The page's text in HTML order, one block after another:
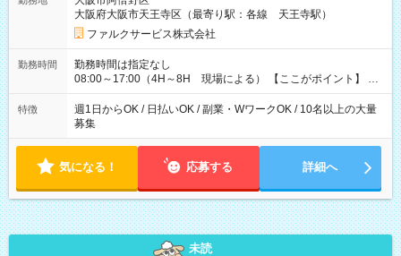
～」ですが、今なら初出勤をした人は採用祝いで【日給+1.000
円】のボーナスが！★（その他待遇に変更ありません） 現場に
よっては早く終わることもあり！ その場合も給与金額は変わり
ません！ ≪給与例≫ ・週1日勤務 ㈪～㈮は本業のため㈯のみ
1現場/6.500×2現場＝日給13.000円×4日 ＝月給52.000円 ・週6
日でレギュラー勤務(勤続1年) 1現場/7.200×2現場＝日給14.400
る」などをして月に40万以上を稼ぐ人も☆ ◆支払い方法：日払
い・週払い・月3回払いが選択可能 【試用期間】試用期間なし
大阪府大阪市天王寺区（最寄り駅：各線 天王寺駅）
ファルクサービス株式会社
勤務時間
勤務時間は指定なし
08:00～17:00（4H～8H 現場による） 【ここがポイント】 ◆
給与の日給保障あり！ 「4時間の現場」が「1時間」で終わった
時も給料変わらず！ 「4時間の現場」のお給料をお支払いします
♪ 1日にたくさんの現場をこなせば、高収入を実現可能！
特徴
週1日からOK / 日払いOK / 副業・WワークOK / 10名以上の大量
募集
気になる！ 応募する 詳細へ
未読